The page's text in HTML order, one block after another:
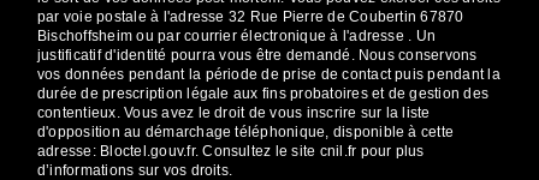
par voie postale à l'adresse 32 Rue Pierre de Coubertin 67870
Bischoffsheim ou par courrier électronique à l'adresse . Un
justificatif d'identité pourra vous être demandé. Nous conservons
vos données pendant la période de prise de contact puis pendant la
durée de prescription légale aux fins probatoires et de gestion des
contentieux. Vous avez le droit de vous inscrire sur la liste
d'opposition au démarchage téléphonique, disponible à cette
adresse: Bloctel.gouv.fr. Consultez le site cnil.fr pour plus
d’informations sur vos droits.